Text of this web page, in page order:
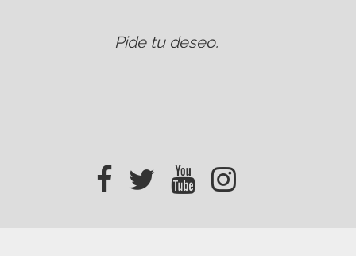
Pide tu deseo.